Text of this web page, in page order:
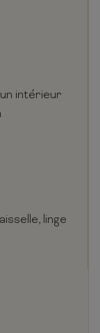
intérieur
linge